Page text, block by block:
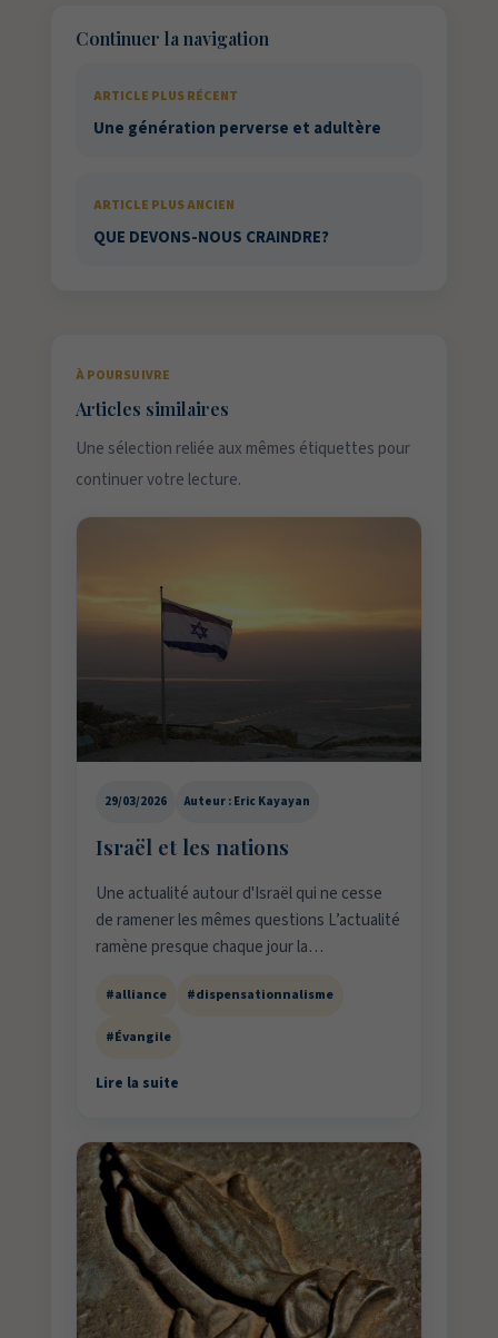
Continuer la navigation
ARTICLE PLUS RÉCENT
Une génération perverse et adultère
ARTICLE PLUS ANCIEN
QUE DEVONS-NOUS CRAINDRE?
À POURSUIVRE
Articles similaires
Une sélection reliée aux mêmes étiquettes pour
continuer votre lecture.
29/03/2026 Auteur : Eric Kayayan
Israël et les nations
Une actualité autour d'Israël qui ne cesse
de ramener les mêmes questions L’actualité
ramène presque chaque jour la…
#alliance #dispensationnalisme
#Évangile
Lire la suite